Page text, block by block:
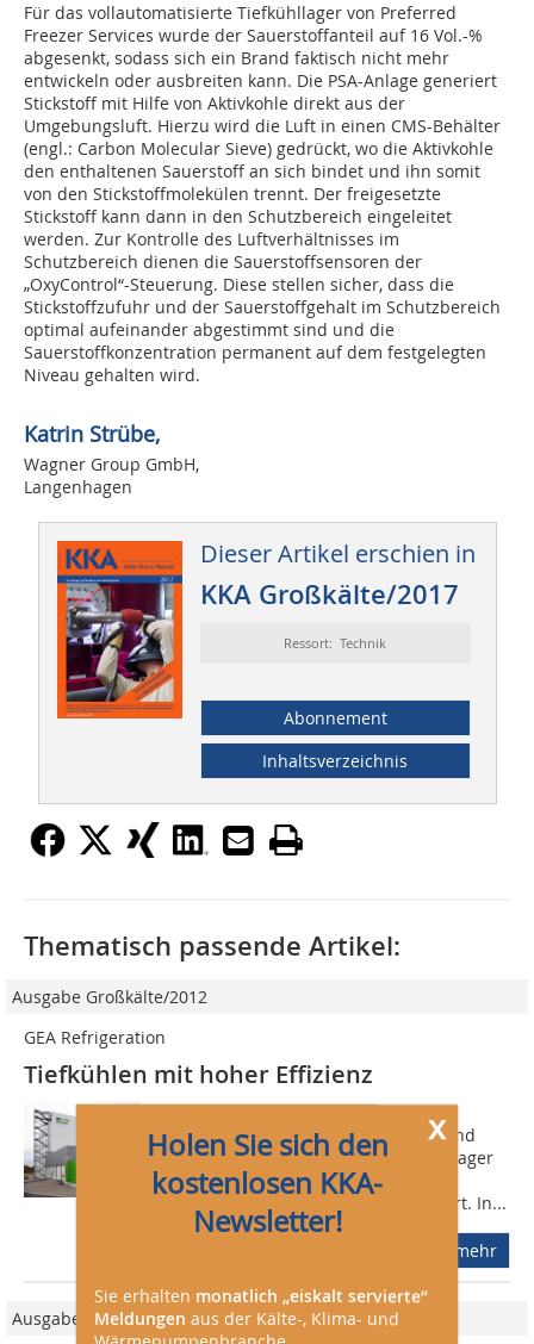
Für das vollautomatisierte Tiefkühllager von Preferred
Freezer Services wurde der Sauerstoffanteil auf 16 Vol.-%
abgesenkt, sodass sich ein Brand faktisch nicht mehr
entwickeln oder ausbreiten kann. Die PSA-Anlage generiert
Stickstoff mit Hilfe von Aktivkohle direkt aus der
Umgebungsluft. Hierzu wird die Luft in einen CMS-Behälter
(engl.: Carbon Molecular Sieve) gedrückt, wo die Aktivkohle
den enthaltenen Sauerstoff an sich bindet und ihn somit
von den Stickstoffmolekülen trennt. Der freigesetzte
Stickstoff kann dann in den Schutzbereich eingeleitet
werden. Zur Kontrolle des Luftverhältnisses im
Schutzbereich dienen die Sauerstoffsensoren der
„OxyControl“-Steuerung. Diese stellen sicher, dass die
Stickstoffzufuhr und der Sauerstoffgehalt im Schutzbereich
optimal aufeinander abgestimmt sind und die
Sauerstoffkonzentration permanent auf dem festgelegten
Niveau gehalten wird.
Katrin Strübe,
Wagner Group GmbH,
Langenhagen
Dieser Artikel erschien in
KKA Großkälte/2017
Ressort: Technik
Abonnement
Inhaltsverzeichnis
x
Holen Sie sich den
kostenlosen KKA-
Newsletter!
Sie erhalten monatlich „eiskalt servierte“
Meldungen aus der Kälte-, Klima- und
Thematisch passende Artikel:
Ausgabe Großkälte/2012
GEA Refrigeration
Tiefkühlen mit hoher Effizienz
Die Bonduelle-Gruppe, Anbieter von
Gemüsekonserven, Tiefkühlgemüse und
verarbeitetem Salat, hat ihre Tiefkühllager
am Standort Estrées (nahe Péronne in
Frankreich) modernisiert und erweitert. In...
mehr
Ausgabe 02/2024